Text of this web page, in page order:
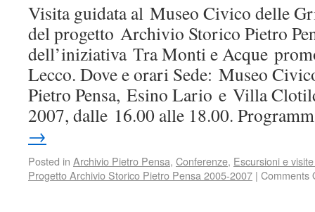
Visita guidata al Museo Civico delle
del progetto Archivio Storico Pietro
dell’iniziativa Tra Monti e Acque
Lecco. Dove e orari Sede: Museo
Pietro Pensa, Esino Lario e Villa
2007, dalle 16.00 alle 18.00.
→
Posted in Archivio Pietro Pensa, Conferenze, Escursioni e
Progetto Archivio Storico Pietro Pensa 2005-2007 | Comments